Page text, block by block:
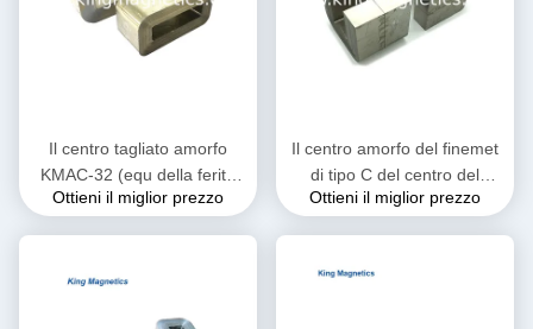
Il centro tagliato amorfo
KMAC-32 (equ della ferita
del nastro di KMAC-32
Ottieni il miglior prezzo
Il centro amorfo del finemet
di tipo C del centro del
trasformatore di rendimento
Ottieni il miglior prezzo